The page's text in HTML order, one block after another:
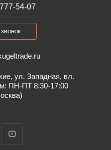
54-07
ул. Западная, вл.
ПН-ПТ 8:30-17:00